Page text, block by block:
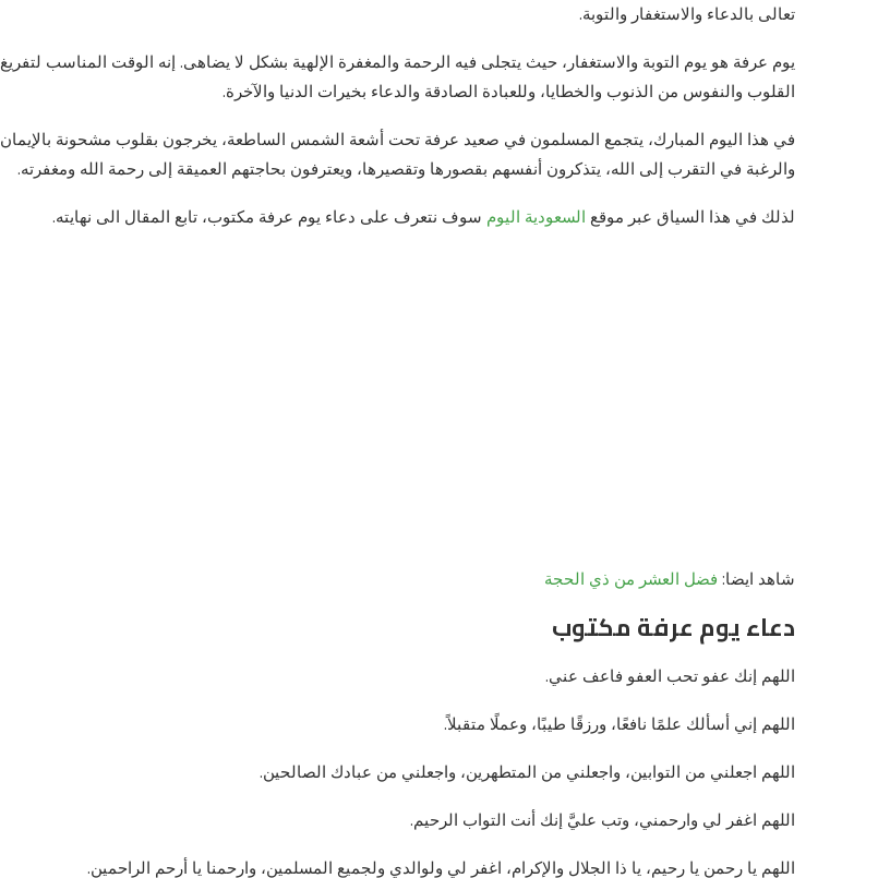
تعالى بالدعاء والاستغفار والتوبة.
يوم عرفة هو يوم التوبة والاستغفار، حيث يتجلى فيه الرحمة والمغفرة الإلهية بشكل لا يضاهى. إنه الوقت المناسب لتفريغ
القلوب والنفوس من الذنوب والخطايا، وللعبادة الصادقة والدعاء بخيرات الدنيا والآخرة.
في هذا اليوم المبارك، يتجمع المسلمون في صعيد عرفة تحت أشعة الشمس الساطعة، يخرجون بقلوب مشحونة بالإيمان
والرغبة في التقرب إلى الله، يتذكرون أنفسهم بقصورها وتقصيرها، ويعترفون بحاجتهم العميقة إلى رحمة الله ومغفرته.
لذلك في هذا السياق عبر موقع السعودية اليوم سوف نتعرف على دعاء يوم عرفة مكتوب، تابع المقال الى نهايته.
شاهد ايضا: فضل العشر من ذي الحجة
دعاء يوم عرفة مكتوب
اللهم إنك عفو تحب العفو فاعف عني.
اللهم إني أسألك علمًا نافعًا، ورزقًا طيبًا، وعملًا متقبلاً.
اللهم اجعلني من التوابين، واجعلني من المتطهرين، واجعلني من عبادك الصالحين.
اللهم اغفر لي وارحمني، وتب عليَّ إنك أنت التواب الرحيم.
اللهم يا رحمن يا رحيم، يا ذا الجلال والإكرام، اغفر لي ولوالدي ولجميع المسلمين، وارحمنا يا أرحم الراحمين.